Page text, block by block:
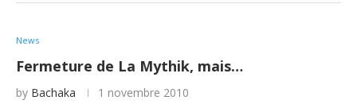
News
Fermeture de La Mythik, mais…
by Bachaka 1 novembre 2010